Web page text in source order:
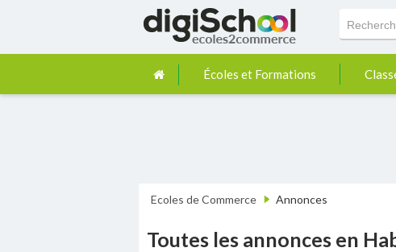
Écoles et Formations
Ecoles de Commerce Annonces
Toutes les annonces en